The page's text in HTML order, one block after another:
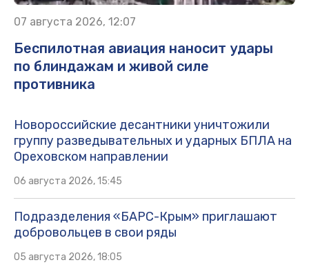
07 августа 2026, 12:07
Беспилотная авиация наносит удары
по блиндажам и живой силе
противника
Новороссийские десантники уничтожили
группу разведывательных и ударных БПЛА на
Ореховском направлении
06 августа 2026, 15:45
Подразделения «БАРС-Крым» приглашают
добровольцев в свои ряды
05 августа 2026, 18:05